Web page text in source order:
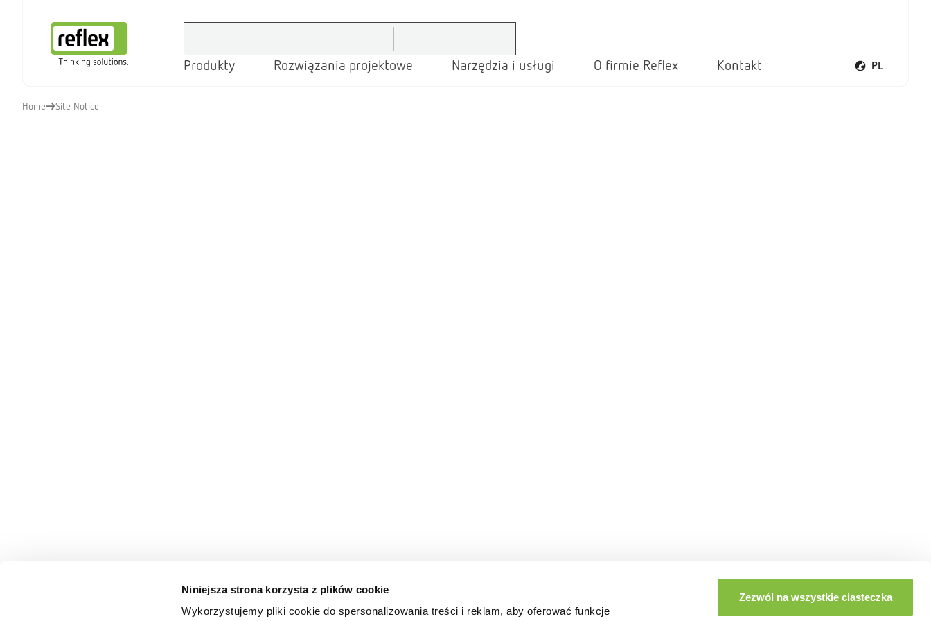
Niniejsza strona korzysta z plików cookie
Wykorzystujemy pliki cookie do spersonalizowania treści i reklam, aby oferować funkcje
Zezwól na wszystkie ciasteczka
Produkty Rozwiązania projektowe Narzędzia i usługi O firmie Reflex Kontakt PL
Otwórz menu
Home Site Notice